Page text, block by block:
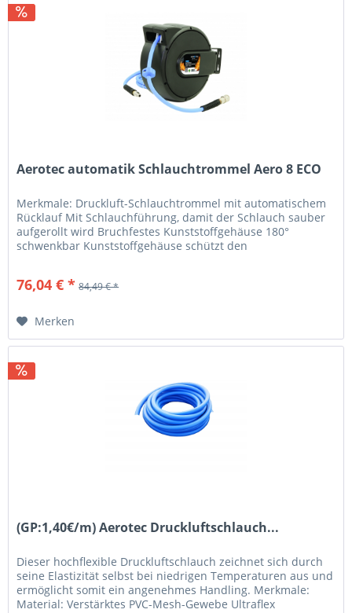
Aerotec automatik Schlauchtrommel Aero 8 ECO
Merkmale: Druckluft-Schlauchtrommel mit automatischem
Rücklauf Mit Schlauchführung, damit der Schlauch sauber
aufgerollt wird Bruchfestes Kunststoffgehäuse 180°
schwenkbar Kunststoffgehäuse schützt den
76,04 € * 84,49 € *
Merken
(GP:1,40€/m) Aerotec Druckluftschlauch...
Dieser hochflexible Druckluftschlauch zeichnet sich durch
seine Elastizität selbst bei niedrigen Temperaturen aus und
ermöglicht somit ein angenehmes Handling. Merkmale:
Material: Verstärktes PVC-Mesh-Gewebe Ultraflex